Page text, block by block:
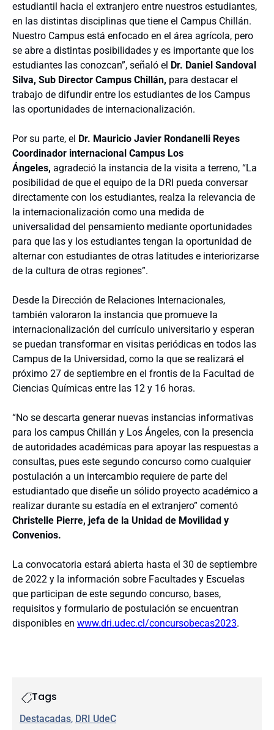
estudiantil hacia el extranjero entre nuestros estudiantes,
en las distintas disciplinas que tiene el Campus Chillán.
Nuestro Campus está enfocado en el área agrícola, pero
se abre a distintas posibilidades y es importante que los
estudiantes las conozcan”, señaló el Dr. Daniel Sandoval
Silva, Sub Director Campus Chillán, para destacar el
trabajo de difundir entre los estudiantes de los Campus
las oportunidades de internacionalización.
Por su parte, el Dr. Mauricio Javier Rondanelli Reyes
Coordinador internacional Campus Los
Ángeles, agradeció la instancia de la visita a terreno, “La
posibilidad de que el equipo de la DRI pueda conversar
directamente con los estudiantes, realza la relevancia de
la internacionalización como una medida de
universalidad del pensamiento mediante oportunidades
para que las y los estudiantes tengan la oportunidad de
alternar con estudiantes de otras latitudes e interiorizarse
de la cultura de otras regiones”.
Desde la Dirección de Relaciones Internacionales,
también valoraron la instancia que promueve la
internacionalización del currículo universitario y esperan
se puedan transformar en visitas periódicas en todos las
Campus de la Universidad, como la que se realizará el
próximo 27 de septiembre en el frontis de la Facultad de
Ciencias Químicas entre las 12 y 16 horas.
“No se descarta generar nuevas instancias informativas
para los campus Chillán y Los Ángeles, con la presencia
de autoridades académicas para apoyar las respuestas a
consultas, pues este segundo concurso como cualquier
postulación a un intercambio requiere de parte del
estudiantado que diseñe un sólido proyecto académico a
realizar durante su estadía en el extranjero” comentó
Christelle Pierre, jefa de la Unidad de Movilidad y
Convenios.
La convocatoria estará abierta hasta el 30 de septiembre
de 2022 y la información sobre Facultades y Escuelas
que participan de este segundo concurso, bases,
requisitos y formulario de postulación se encuentran
disponibles en www.dri.udec.cl/concursobecas2023.
Tags
Destacadas, DRI UdeC